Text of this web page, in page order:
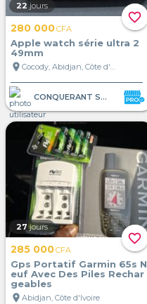
favorite_border
22 jours
280 000CFA
Apple watch série ultra 2
49mm
location_on
Cocody, Abidjan, Côte d'Ivoire
CONQUERANT STORE
favorite_border
27 jours
285 000CFA
Gps Portatif Garmin 65s N
euf Avec Des Piles Rechar
geables
location_on Abidjan, Côte d'Ivoire